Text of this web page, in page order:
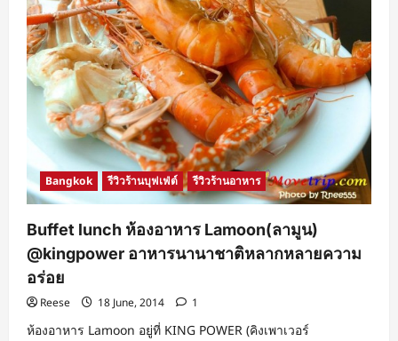
Bangkok รีวิวร้านบุฟเฟ่ต์ รีวิวร้านอาหาร
Buffet lunch ห้องอาหาร Lamoon(ลามูน)
@kingpower อาหารนานาชาติหลากหลายความ
อร่อย
Reese 18 June, 2014 1
ห้องอาหาร Lamoon อยู่ที่ KING POWER (คิงเพาเวอร์